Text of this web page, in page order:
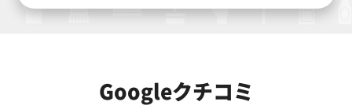
Googleクチコミ